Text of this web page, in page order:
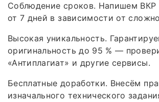
Соблюдение сроков. Напишем ВКР
от 7 дней в зависимости от
Высокая уникальность.
оригинальность до 95 % —
«Антиплагиат» и другие сервисы.
Бесплатные доработки. Внесём
изначального технического